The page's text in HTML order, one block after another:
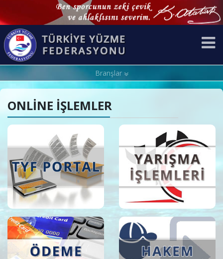
Branşlar
ONLİNE İŞLEMLER